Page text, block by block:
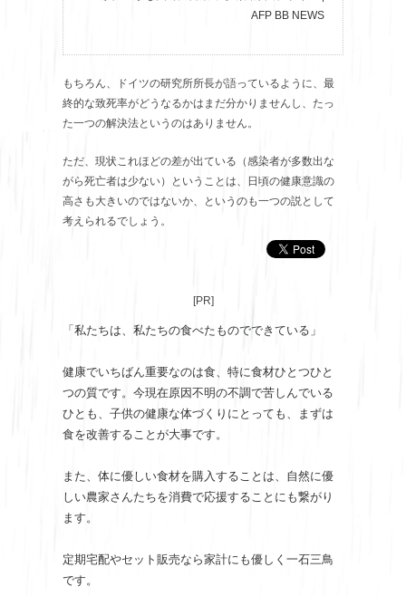
AFP BB NEWS
もちろん、ドイツの研究所所長が語っているように、最
終的な致死率がどうなるかはまだ分かりませんし、たっ
た一つの解決法というのはありません。
ただ、現状これほどの差が出ている（感染者が多数出な
がら死亡者は少ない）ということは、日頃の健康意識の
高さも大きいのではないか、というのも一つの説として
考えられるでしょう。
[PR]
「私たちは、私たちの食べたものでできている」
健康でいちばん重要なのは食、特に食材ひとつひと
つの質です。今現在原因不明の不調で苦しんでいる
ひとも、子供の健康な体づくりにとっても、まずは
食を改善することが大事です。
また、体に優しい食材を購入することは、自然に優
しい農家さんたちを消費で応援することにも繋がり
ます。
定期宅配やセット販売なら家計にも優しく一石三鳥
です。